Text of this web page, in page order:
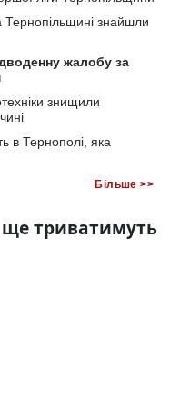
Тернопільщині знайшли
жалобу за
знищили
в Тернополі, яка
Більше >>
триватимуть